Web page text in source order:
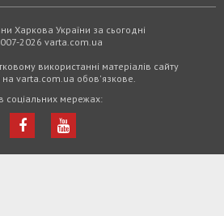
Харкова України за сьогодні
2026 varta.com.ua
використанні матеріалів сайту
на varta.com.ua обов'язкове.
соціальних мережах: